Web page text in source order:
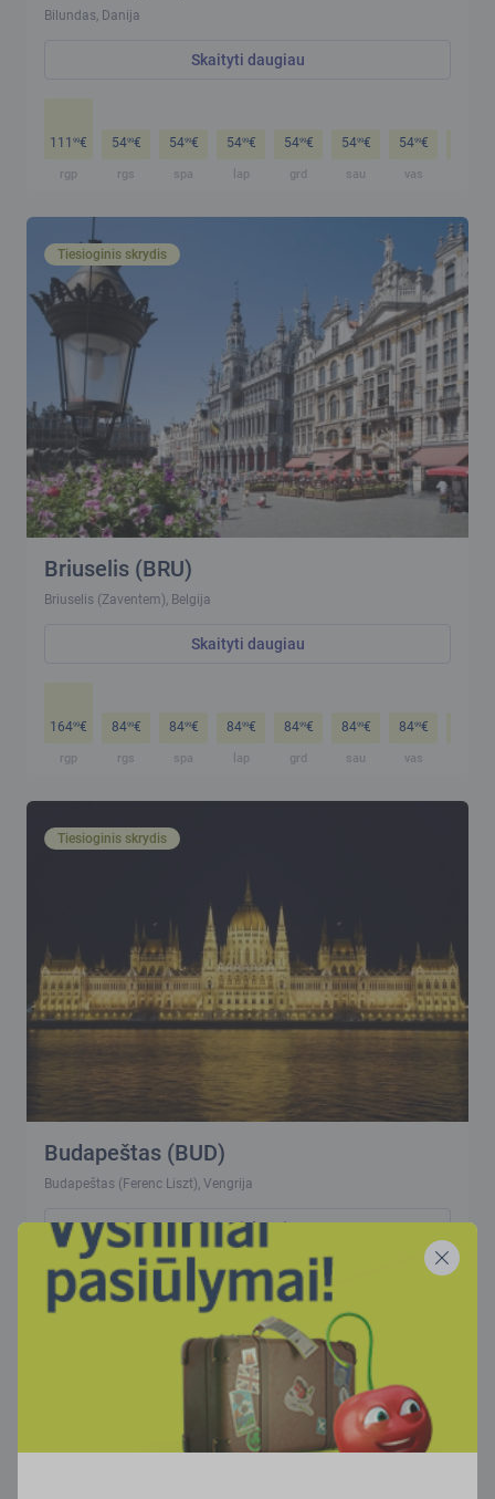
Bilundas, Danija
Skaityti daugiau
111 99€
rgp
5499€
rgs
5499€
spa
5499€
lap
5499€
grd
5499€
sau
5499€
vas
Tiesioginis skrydis
Briuselis (BRU)
Briuselis (Zaventem), Belgija
Skaityti daugiau
16499€
rgp
8499€
rgs
8499€
spa
8499€
lap
8499€
grd
8499€
sau
8499€
vas
Tiesioginis skrydis
Budapeštas (BUD)
Budapeštas (Ferenc Liszt), Vengrija
Skaityti daugiau
83 €
spa lap grd
74
sau